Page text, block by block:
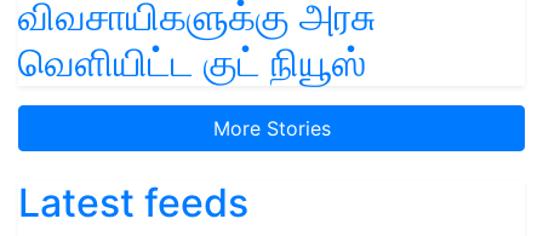
விவசாயிகளுக்கு அரசு
வெளியிட்ட குட் நியூஸ்
More Stories
Latest feeds